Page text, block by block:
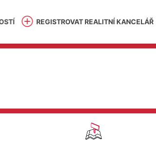
REGISTROVAT REALITNÍ KANCELÁŘ